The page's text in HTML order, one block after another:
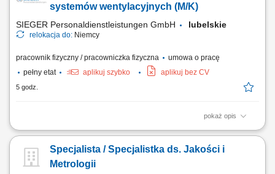
Układanie zebranych owoców w skrzynkach zgodnie z obowiązującymi
systemów wentylacyjnych (M/K)
SIEGER Personaldienstleistungen GmbH lubelskie
relokacja do: Niemcy
pracownik fizyczny / pracowniczka fizyczna
umowa o pracę
pełny etat
aplikuj szybko aplikuj bez CV
5 godz.
pokaż opis
Zakres obowiązków montaż bram przemysłowych, montaż systemów
praca zgodnie z dokumentacją techniczną, dbanie o jakość wykonania i
porządek na miejscu pracy.
Specjalista / Specjalistka ds. Jakości i
Metrologii